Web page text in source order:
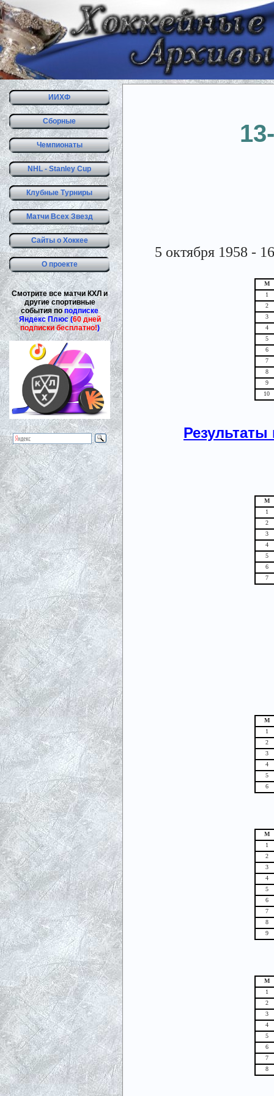
ИИХФ
Сборные
Чемпионаты
NHL - Stanley Cup
Клубные Турниры
Матчи Всех Звезд
Сайты о Хоккее
О проекте
Смотрите все матчи КХЛ и
другие спортивные
события поподписке
Яндекс Плюс (60 дней
подписки бесплатно!)
5 октября 1958 -
М
1
2
3
4
5
6
7
8
9
10
Результаты
М
1
2
3
4
5
6
7
М
1
2
3
4
5
6
М
1
2
3
4
5
6
7
8
9
М
1
2
3
4
5
6
7
8